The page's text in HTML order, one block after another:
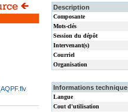
Description
Composante
Mots-clés
Session du dépôt
Intervenant(s)
Courriel
Organisation
Informations
Langue
Cout d'utilisation